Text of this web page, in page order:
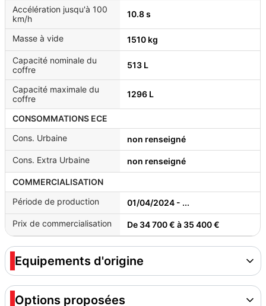
Accélération jusqu'à 100
km/h
10.8 s
Masse à vide 1510 kg
Capacité nominale du
coffre
513 L
Capacité maximale du
coffre
1296 L
CONSOMMATIONS ECE
Cons. Urbaine
non renseigné
Cons. Extra Urbaine non renseigné
COMMERCIALISATION
Période de production
01/04/2024 - ...
Prix de commercialisation De 34 700 € à 35 400 €
Equipements d'origine
Options proposées